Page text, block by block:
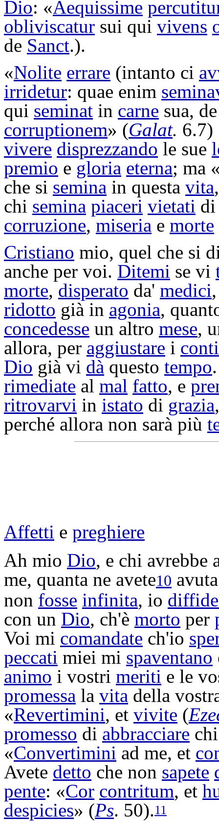
Dio: «Aequissime
obliviscatur sui qui vivens
de Sanct.).
«Nolite errare (intanto ci
irridetur: quae enim
qui seminat in carne sua,
corruptionem» (Galat. 6.7)
vivere disprezzando le sue
premio e gloria eterna; ma
che si semina in questa vita
chi semina piaceri vietati
corruzione, miseria e morte
Cristiano mio, quel che si
anche per voi. Ditemi se vi
morte, disperato da' medici
ridotto già in agonia,
concedesse un altro mese,
allora, per aggiustare i conti
Dio già vi dà questo tempo
rimediate al mal fatto, e
ritrovarvi in istato di grazia
perché allora non sarà più
Affetti e preghiere
Ah mio Dio, e chi avrebbe
me, quanta ne avete10
non fosse infinita, io
con un Dio, ch'è morto per
Voi mi comandate ch'io
peccati miei mi spaventano
animo i vostri meriti e le
promessa la vita della
«Revertimini, et vivite (
promesso di abbracciare
«Convertimini ad me, et
Avete detto che non sapete
pente: «Cor contritum, et
despicies» (Ps. 50).11